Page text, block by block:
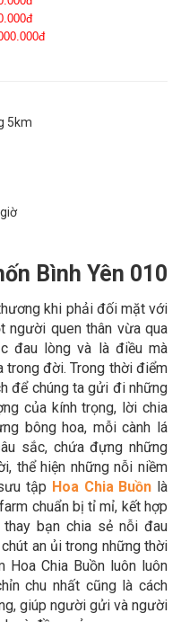
5km
Bình Yên 010
khi phải đối mặt với
người quen thân vừa qua
đau lòng và là điều mà
trong đời. Trong thời điểm
để chúng ta gửi đi những
của kính trọng, lời chia
bông hoa, mỗi cành lá
sắc, chứa đựng những
thể hiện những nỗi niềm
tập Hoa Chia Buồn là
chuẩn bị tỉ mỉ, kết hợp
bạn chia sẻ nỗi đau
an ủi trong những thời
Hoa Chia Buồn luôn luôn
chu nhất cũng là cách
giúp người gửi và người